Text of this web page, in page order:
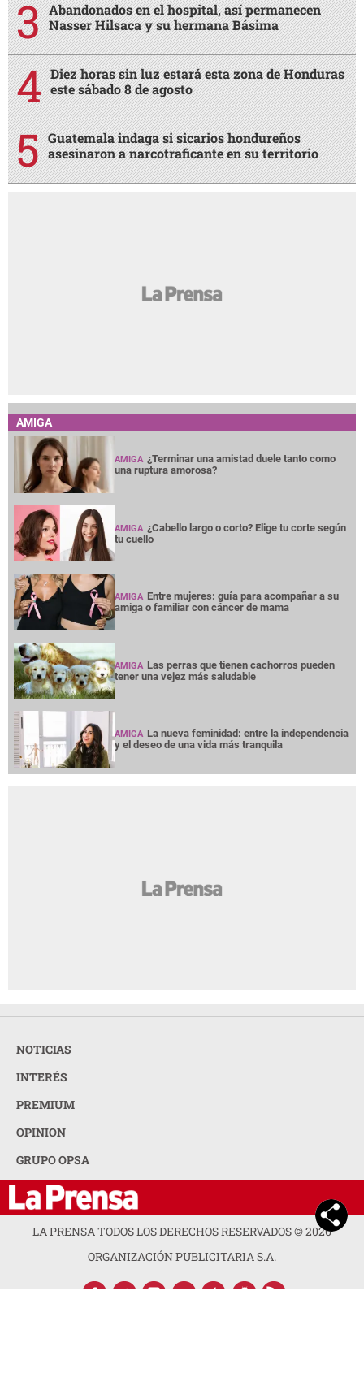
Abandonados en el hospital, así permanecen
Nasser Hilsaca y su hermana Básima
Diez horas sin luz estará esta zona de Honduras
este sábado 8 de agosto
Guatemala indaga si sicarios hondureños
asesinaron a narcotraficante en su territorio
AMIGA
AMIGA ¿Terminar una amistad duele tanto como
una ruptura amorosa?
AMIGA ¿Cabello largo o corto? Elige tu corte según
tu cuello
AMIGA Entre mujeres: guía para acompañar a su
amiga o familiar con cáncer de mama
AMIGA Las perras que tienen cachorros pueden
tener una vejez más saludable
AMIGA La nueva feminidad: entre la independencia
y el deseo de una vida más tranquila
NOTICIAS
INTERÉS
PREMIUM
OPINION
GRUPO OPSA
LA PRENSA TODOS LOS DERECHOS RESERVADOS ©2026
ORGANIZACIÓN PUBLICITARIA S.A.